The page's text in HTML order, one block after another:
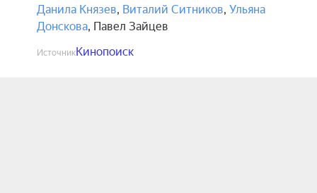
Данила Князев, Виталий Ситников, Ульяна
Донскова, Павел Зайцев
ИсточникКинопоиск